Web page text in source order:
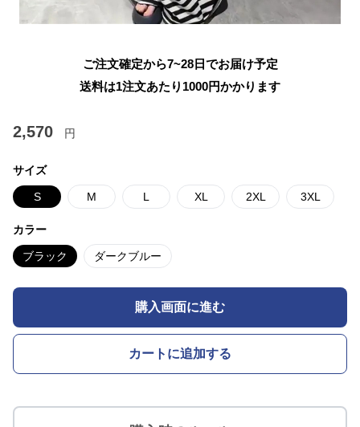
ご注文確定から7~28日でお届け予定
送料は1注文あたり 1000円かかります
2,570 円
サイズ
S M L XL 2XL 3XL
カラー
ブラック ダークブルー
購入画面に進む
カートに追加する